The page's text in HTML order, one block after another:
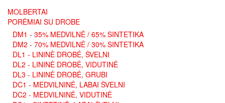
MOLBERTAI
PORĖMIAI SU DROBE
DM1 - 35% MEDVILNĖ / 65% SINTETIKA
DM2 - 70% MEDVILNĖ / 30% SINTETIKA
DL1 - LININĖ DROBĖ, ŠVELNI
DL2 - LININĖ DROBĖ, VIDUTINĖ
DL3 - LININĖ DROBĖ, GRUBI
DC1 - MEDVILNINĖ, LABAI ŠVELNI
DC2 - MEDVILNINĖ, VIDUTINĖ